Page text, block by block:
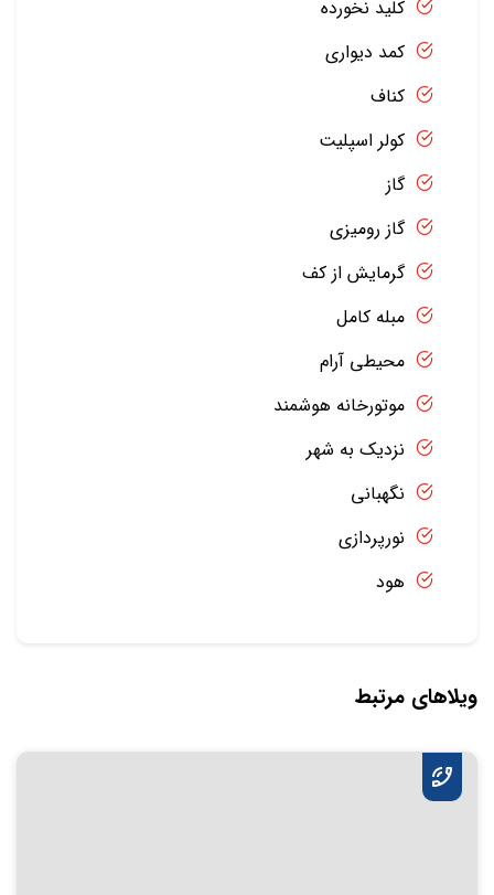
کلید نخورده
کمد دیواری
کناف
کولر اسپلیت
گاز
گاز رومیزی
گرمایش از کف
مبله کامل
محیطی آرام
موتورخانه هوشمند
نزدیک به شهر
نگهبانی
نورپردازی
هود
ویلاهای مرتبط